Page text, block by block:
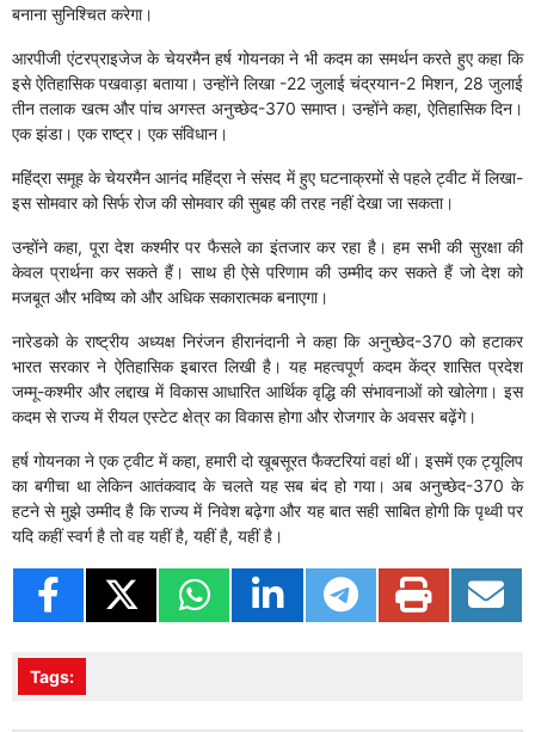
बनाना सुनिश्चित करेगा।
आरपीजी एंटरप्राइजेज के चेयरमैन हर्ष गोयनका ने भी कदम का समर्थन करते हुए कहा कि
इसे ऐतिहासिक पखवाड़ा बताया। उन्होंने लिखा -22 जुलाई चंद्रयान-2 मिशन, 28 जुलाई
तीन तलाक खत्म और पांच अगस्त अनुच्छेद-370 समाप्त। उन्होंने कहा, ऐतिहासिक दिन।
एक झंडा। एक राष्ट्र। एक संविधान।
महिंद्रा समूह के चेयरमैन आनंद महिंद्रा ने संसद में हुए घटनाक्रमों से पहले ट्वीट में लिखा-
इस सोमवार को सिर्फ रोज की सोमवार की सुबह की तरह नहीं देखा जा सकता।
उन्होंने कहा, पूरा देश कश्मीर पर फैसले का इंतजार कर रहा है। हम सभी की सुरक्षा की
केवल प्रार्थना कर सकते हैं। साथ ही ऐसे परिणाम की उम्मीद कर सकते हैं जो देश को
मजबूत और भविष्य को और अधिक सकारात्मक बनाएगा।
नारेडको के राष्ट्रीय अध्यक्ष निरंजन हीरानंदानी ने कहा कि अनुच्छेद-370 को हटाकर
भारत सरकार ने ऐतिहासिक इबारत लिखी है। यह महत्वपूर्ण कदम केंद्र शासित प्रदेश
जम्मू-कश्मीर और लद्दाख में विकास आधारित आर्थिक वृद्धि की संभावनाओं को खोलेगा। इस
कदम से राज्य में रीयल एस्टेट क्षेत्र का विकास होगा और रोजगार के अवसर बढ़ेंगे।
हर्ष गोयनका ने एक ट्वीट में कहा, हमारी दो खूबसूरत फैक्टरियां वहां थीं। इसमें एक ट्यूलिप
का बगीचा था लेकिन आतंकवाद के चलते यह सब बंद हो गया। अब अनुच्छेद-370 के
हटने से मुझे उम्मीद है कि राज्य में निवेश बढ़ेगा और यह बात सही साबित होगी कि पृथ्वी पर
यदि कहीं स्वर्ग है तो वह यहीं है, यहीं है, यहीं है।
Tags: